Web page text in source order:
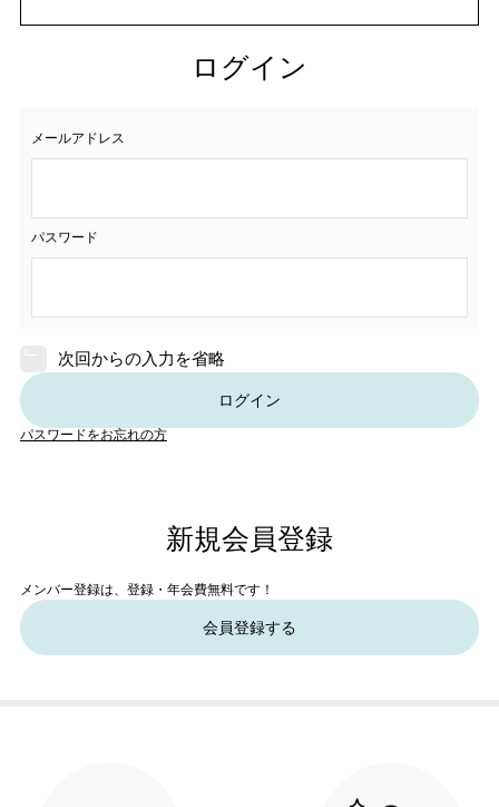
ログイン
メールアドレス
パスワード
次回からの入力を省略
ログイン
パスワードをお忘れの方
新規会員登録
メンバー登録は、登録・年会費無料です！
会員登録する